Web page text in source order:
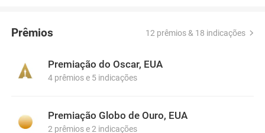
Prêmios 12 prêmios & 18 indicações
Premiação do Oscar, EUA
4 prêmios e 5 indicações
Premiação Globo de Ouro, EUA
2 prêmios e 2 indicações